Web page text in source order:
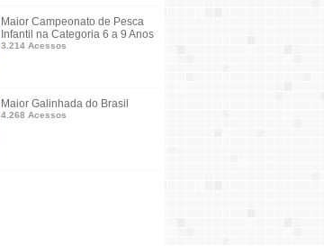
Maior Campeonato de Pesca
Infantil na Categoria 6 a 9 Anos
3.214 Acessos
Maior Galinhada do Brasil
4.268 Acessos